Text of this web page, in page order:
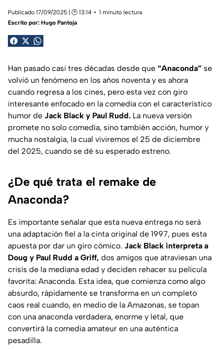
Publicado 17/09/2025 | 🕑 13:14
1 minuto lectura
Escrito por: Hugo Pantoja
Han pasado casi tres décadas desde que “Anaconda” se
volvió un fenómeno en los años noventa y es ahora
cuando regresa a los cines, pero esta vez con giro
interesante enfocado en la comedia con el característico
humor de Jack Black y Paul Rudd. La nueva versión
promete no solo comedía, sino también acción, humor y
mucha nostalgia, la cual viviremos el 25 de diciembre
del 2025, cuando se dé su esperado estreno.
¿De qué trata el remake de
Anaconda?
Es importante señalar que esta nueva entrega no será
una adaptación fiel a la cinta original de 1997, pues esta
apuesta por dar un giro cómico. Jack Black interpreta a
Doug y Paul Rudd a Griff, dos amigos que atraviesan una
crisis de la mediana edad y deciden rehacer su película
favorita: Anaconda. Esta idea, que comienza como algo
absurdo, rápidamente se transforma en un completo
caos real cuando, en medio de la Amazonas, se topan
con una anaconda verdadera, enorme y letal, que
convertirá la comedia amateur en una auténtica
pesadilla.